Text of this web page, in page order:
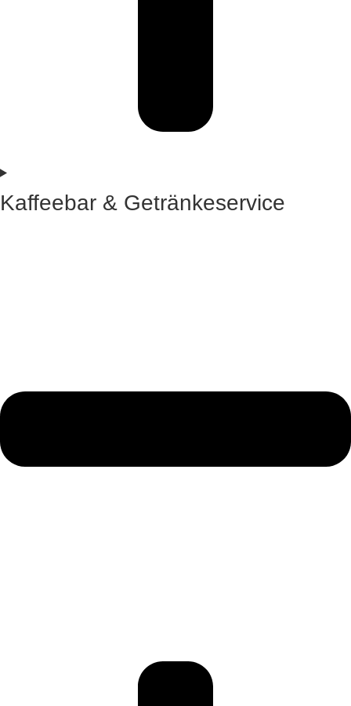
Kaffeebar & Getränkeservice